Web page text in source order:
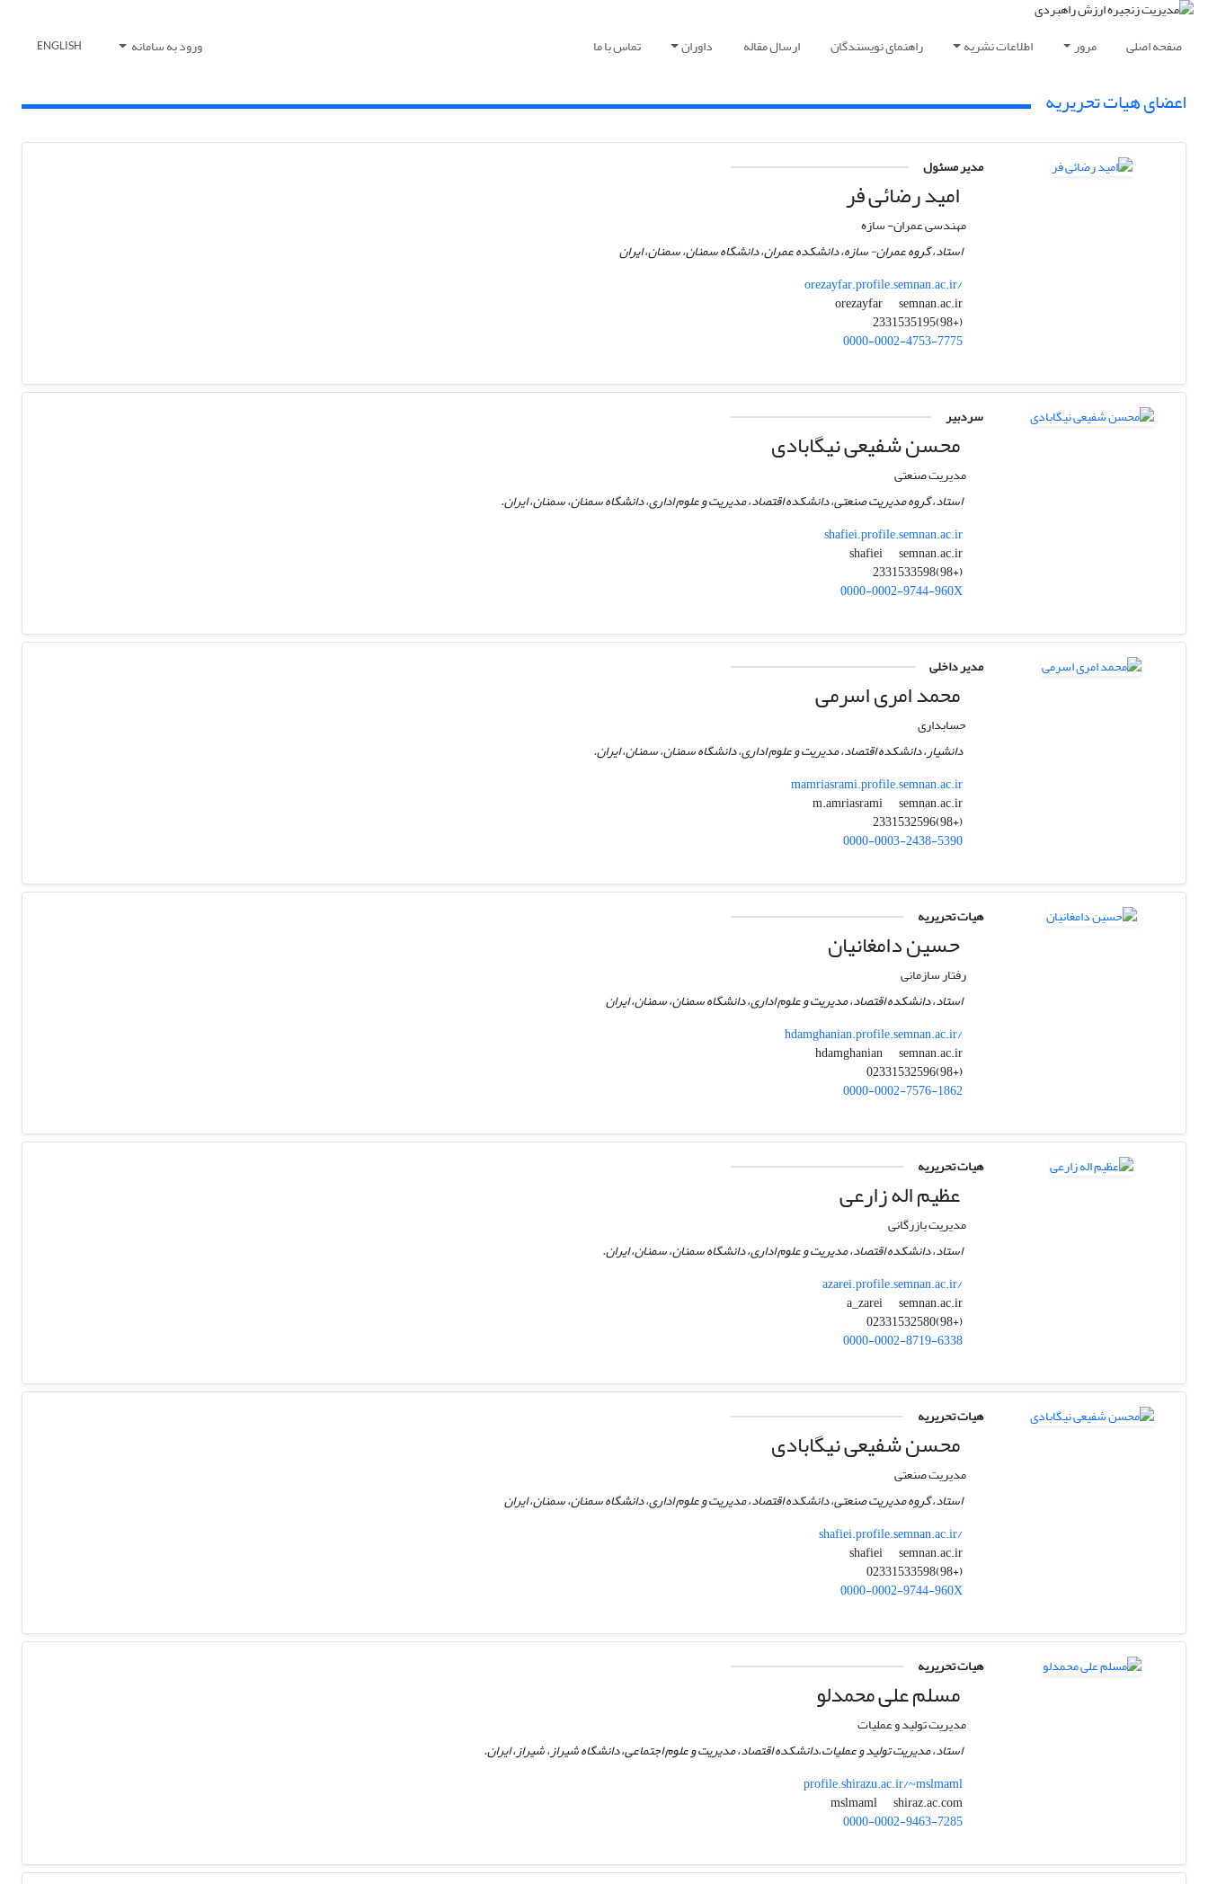
صفحه اصلی مرور اطلاعات نشریه راهنمای نویسندگان ارسال مقاله داوران تماس با ما ورود به سامانه ENGLISH
اعضای هیات تحریریه
مدیر مسئول
امید رضائی فر
مهندسی عمران- سازه
استاد، گروه عمران- سازه، دانشکده عمران، دانشگاه سمنان، سمنان، ایران
orezayfar.profile.semnan.ac.ir/
orezayfar
semnan.ac.ir
(+98)2331535195
0000-0002-4753-7775
سردبیر
محسن شفیعی نیگابادی
مدیریت صنعتی
استاد، گروه مدیریت صنعتی، دانشکده اقتصاد، مدیریت و علوم اداری، دانشگاه سمنان، سمنان، ایران.
shafiei.profile.semnan.ac.ir
shafiei
semnan.ac.ir
(+98)2331533598
0000-0002-9744-960X
مدیر داخلی
محمد امری اسرمی
حسابداری
دانشیار، دانشکده اقتصاد، مدیریت و علوم اداری، دانشگاه سمنان، سمنان، ایران.
mamriasrami.profile.semnan.ac.ir
m.amriasrami
semnan.ac.ir
(+98)2331532596
0000-0003-2438-5390
هیات تحریریه
حسین دامغانیان
رفتار سازمانی
استاد، دانشکده اقتصاد، مدیریت و علوم اداری، دانشگاه سمنان، سمنان، ایران
hdamghanian.profile.semnan.ac.ir/
hdamghanian
semnan.ac.ir
(+98)02331532596
0000-0002-7576-1862
هیات تحریریه
عظیم اله زارعی
مدیریت بازرگانی
استاد، دانشکده اقتصاد، مدیریت و علوم اداری، دانشگاه سمنان، سمنان، ایران.
azarei.profile.semnan.ac.ir/
a_zarei
semnan.ac.ir
(+98)02331532580
0000-0002-8719-6338
هیات تحریریه
محسن شفیعی نیگابادی
مدیریت صنعتی
استاد، گروه مدیریت صنعتی، دانشکده اقتصاد، مدیریت و علوم اداری، دانشگاه سمنان، سمنان، ایران
shafiei.profile.semnan.ac.ir/
shafiei
semnan.ac.ir
(+98)02331533598
0000-0002-9744-960X
هیات تحریریه
مسلم علی محمدلو
مدیریت تولید و عملیات
استاد، مدیریت تولید و عملیات،دانشکده اقتصاد، مدیریت و علوم اجتماعی، دانشگاه شیراز، شیراز، ایران.
profile.shirazu.ac.ir/~mslmaml
mslmaml
shiraz.ac.com
0000-0002-9463-7285